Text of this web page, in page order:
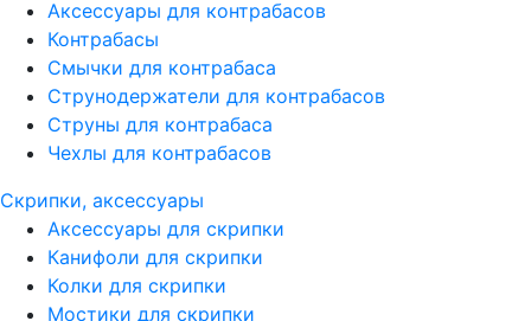
Аксессуары для контрабасов
Контрабасы
Смычки для контрабаса
Струнодержатели для контрабасов
Струны для контрабаса
Чехлы для контрабасов
Скрипки, аксессуары
Аксессуары для скрипки
Канифоли для скрипки
Колки для скрипки
Мостики для скрипки